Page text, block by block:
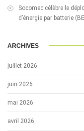
Socomec célèbre le
d’énergie par batterie
ARCHIVES
juillet 2026
juin 2026
mai 2026
avril 2026